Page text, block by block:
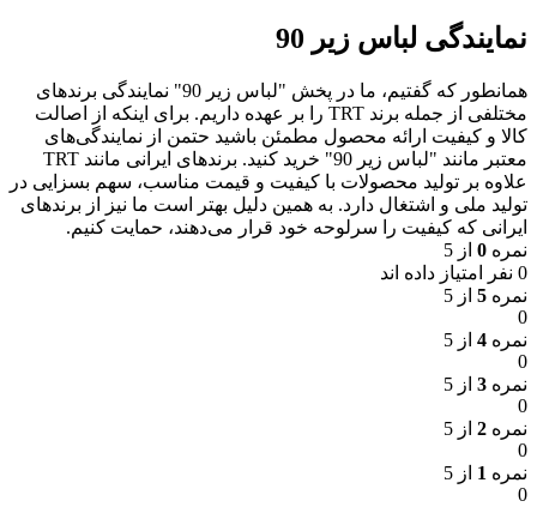
نمایندگی لباس زیر 90
همانطور که گفتیم، ما در پخش "لباس زیر 90" نمایندگی برندهای
مختلفی از جمله برند TRT را بر عهده داریم. برای اینکه از اصالت
کالا و کیفیت ارائه محصول مطمئن باشید حتمن از نمایندگی‌های
معتبر مانند "لباس زیر 90" خرید کنید. برندهای ایرانی مانند TRT
علاوه بر تولید محصولات با کیفیت و قیمت مناسب، سهم بسزایی در
تولید ملی و اشتغال دارد. به همین دلیل بهتر است ما نیز از برندهای
ایرانی که کیفیت را سرلوحه خود قرار می‌دهند، حمایت کنیم.
نمره 0 از 5
0 نفر امتیاز داده اند
نمره 5 از 5
0
نمره 4 از 5
0
نمره 3 از 5
0
نمره 2 از 5
0
نمره 1 از 5
0